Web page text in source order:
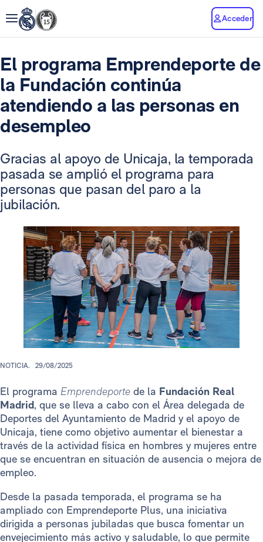
Acceder
El programa Emprendeporte de
la Fundación continúa
atendiendo a las personas en
desempleo
Gracias al apoyo de Unicaja, la temporada
pasada se amplió el programa para
personas que pasan del paro a la
jubilación.
NOTICIA. 29/08/2025
El programa Emprendeporte de la Fundación Real
Madrid, que se lleva a cabo con el Área delegada de
Deportes del Ayuntamiento de Madrid y el apoyo de
Unicaja, tiene como objetivo aumentar el bienestar a
través de la actividad física en hombres y mujeres entre
que se encuentran en situación de ausencia o mejora de
empleo.
Desde la pasada temporada, el programa se ha
ampliado con Emprendeporte Plus, una iniciativa
dirigida a personas jubiladas que busca fomentar un
envejecimiento más activo y saludable, lo que permite